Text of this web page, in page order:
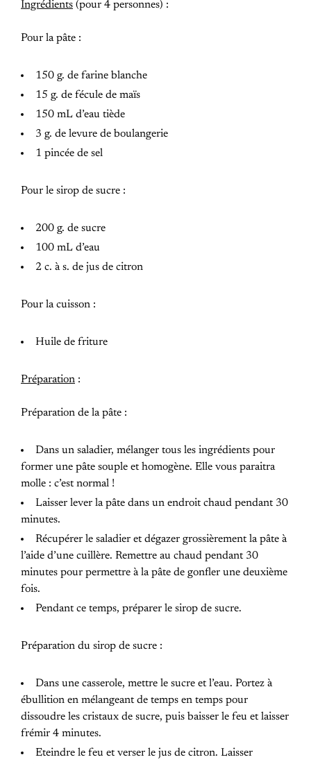
Ingrédients (pour 4 personnes) :
Pour la pâte :
150 g. de farine blanche
15 g. de fécule de maïs
150 mL d’eau tiède
3 g. de levure de boulangerie
1 pincée de sel
Pour le sirop de sucre :
200 g. de sucre
100 mL d’eau
2 c. à s. de jus de citron
Pour la cuisson :
Huile de friture
Préparation :
Préparation de la pâte :
Dans un saladier, mélanger tous les ingrédients pour
former une pâte souple et homogène. Elle vous paraitra
molle : c’est normal !
Laisser lever la pâte dans un endroit chaud pendant 30
minutes.
Récupérer le saladier et dégazer grossièrement la pâte à
l’aide d’une cuillère. Remettre au chaud pendant 30
minutes pour permettre à la pâte de gonfler une deuxième
fois.
Pendant ce temps, préparer le sirop de sucre.
Préparation du sirop de sucre :
Dans une casserole, mettre le sucre et l’eau. Portez à
ébullition en mélangeant de temps en temps pour
dissoudre les cristaux de sucre, puis baisser le feu et laisser
frémir 4 minutes.
Eteindre le feu et verser le jus de citron. Laisser